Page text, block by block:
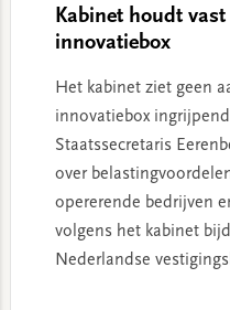
Kabinet houdt
innovatiebox
Het kabinet ziet geen
innovatiebox
Staatssecretaris
over
opererende bedrijven
volgens het kabinet
Nederlandse